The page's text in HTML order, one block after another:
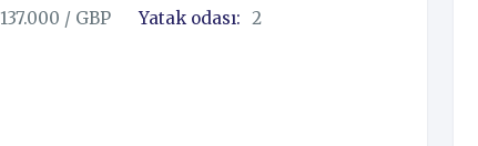
137.000 / GBP Yatak odası: 2